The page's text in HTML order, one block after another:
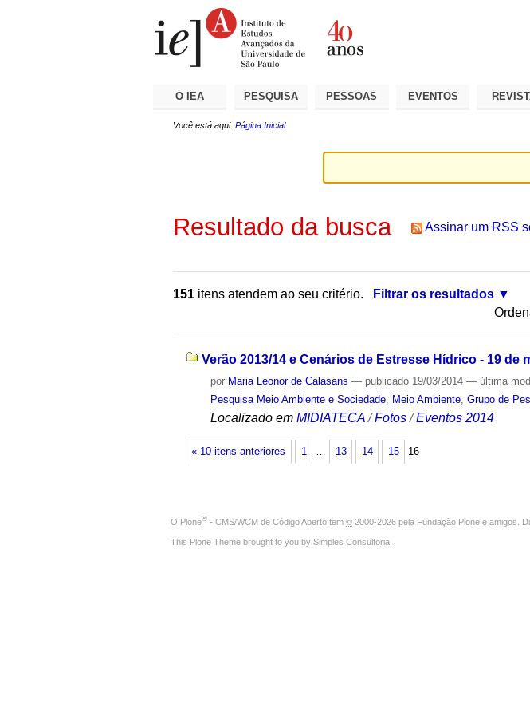
O IEA PESQUISA PESSOAS EVENTOS
Você está aqui: Página Inicial
Resultado da busca Assinar um RSS
151 itens atendem ao seu critério.
Filtrar os resultados
Verão 2013/14 e Cenários de Estresse Hídrico - 19 de
por Maria Leonor de Calasans — publicado 19/03/2014— última
Pesquisa Meio Ambiente e Sociedade
Meio Ambiente ,Grupo de
Localizado em MIDIATECA /Fotos /Eventos 2014
« 10 itens anteriores 1 … 13 14 15 16
O Plone® - CMS/WCM de Código Aberto tem © 2000-2026 pela Fundação Plone e amigos.
This Plone Theme brought to you by Simples Consultoria